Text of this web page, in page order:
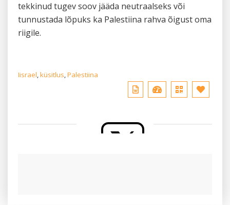
tekkinud tugev soov jääda neutraalseks või
tunnustada lõpuks ka Palestiina rahva õigust oma
riigile.
Iisrael,küsitlus,Palestiina